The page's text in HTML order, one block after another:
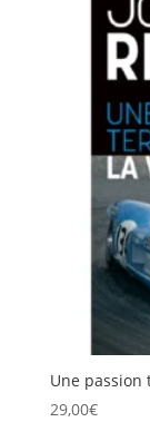
Une passion
29,00€